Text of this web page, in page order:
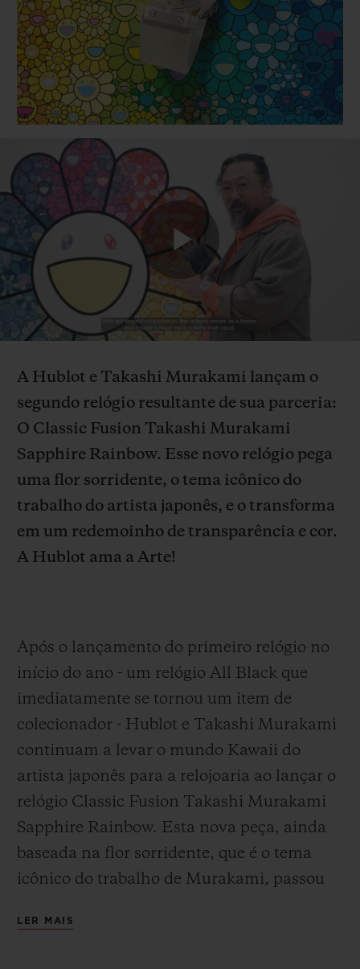
Play
A Hublot e Takashi Murakami lançam o
segundo relógio resultante de sua parceria:
O Classic Fusion Takashi Murakami
Sapphire Rainbow. Esse novo relógio pega
uma flor sorridente, o tema icônico do
trabalho do artista japonês, e o transforma
em um redemoinho de transparência e cor.
A Hublot ama a Arte!
Após o lançamento do primeiro relógio no
início do ano - um relógio All Black que
imediatamente se tornou um item de
colecionador - Hublot e Takashi Murakami
continuam a levar o mundo Kawaii do
artista japonês para a relojoaria ao lançar o
relógio Classic Fusion Takashi Murakami
Sapphire Rainbow. Esta nova peça, ainda
baseada na flor sorridente, que é o tema
icônico do trabalho de Murakami, passou
transparentes.
LER MAIS
BIG BANG
SUMMER MULTI-
COLORED CERAMIC
PEACH CERAMIC
SPIRIT OF BIG
ESSENTIAL
ONLINE
SERVIÇIOS EXCLUSIVOS
GARANTIA 5+5
HUBLOTISTA E GARANTIA ESTENDIDA
ENTREGA PROGRAMADA
ENTREGA E DEVOLUÇÕES DE CORTESIA
PAGAMENTO SEGURO
CONTATO
ENCONTRAR UMA